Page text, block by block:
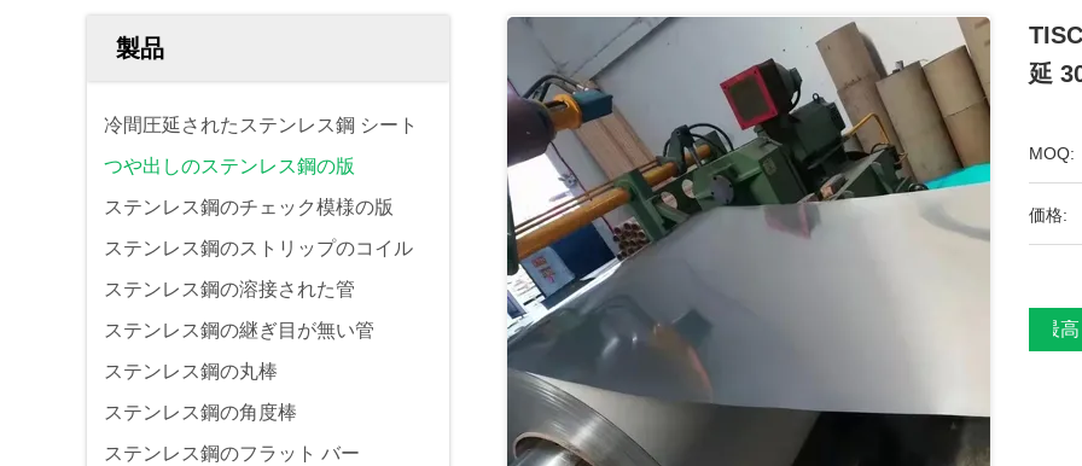
製品
冷間圧延されたステンレス鋼 シート
つや出しのステンレス鋼の版
ステンレス鋼のチェック模様の版
ステンレス鋼のストリップのコイル
ステンレス鋼の溶接された管
ステンレス鋼の継ぎ目が無い管
ステンレス鋼の丸棒
ステンレス鋼の角度棒
ステンレス鋼のフラット バー
延
MOQ:
価格:
最